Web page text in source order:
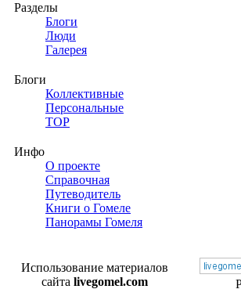
Разделы
Блоги
Люди
Галерея
Блоги
Коллективные
Персональные
TOP
Инфо
О проекте
Справочная
Путеводитель
Книги о Гомеле
Панорамы Гомеля
Использование материалов
сайта livegomel.com